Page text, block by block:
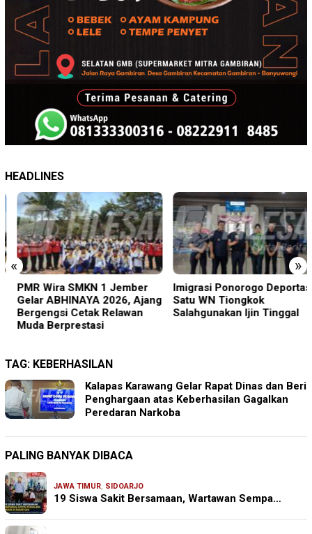
HEADLINES
« »
PMR Wira SMKN 1 Jember
Gelar ABHINAYA 2026, Ajang
Bergengsi Cetak Relawan
Muda Berprestasi
Imigrasi Ponorogo Deportasi
Satu WN Tiongkok
Salahgunakan Ijin Tinggal
TAG: KEBERHASILAN
Kalapas Karawang Gelar Rapat Dinas dan Beri
Penghargaan atas Keberhasilan Gagalkan
Peredaran Narkoba
PALING BANYAK DIBACA
JAWA TIMUR, SIDOARJO
19 Siswa Sakit Bersamaan, Wartawan Sempa…